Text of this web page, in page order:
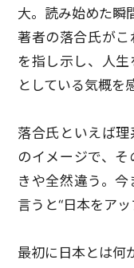
大。読み始めた瞬
著者の落合氏が
を指し示し、人
としている気概を
落合氏といえば
のイメージで、
きや全然違う。
言うと“日本をアッ
最初に日本とは何